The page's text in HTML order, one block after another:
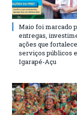
Maio foi marcado
entregas,
ações que
serviços públicos
Igarapé-Açu